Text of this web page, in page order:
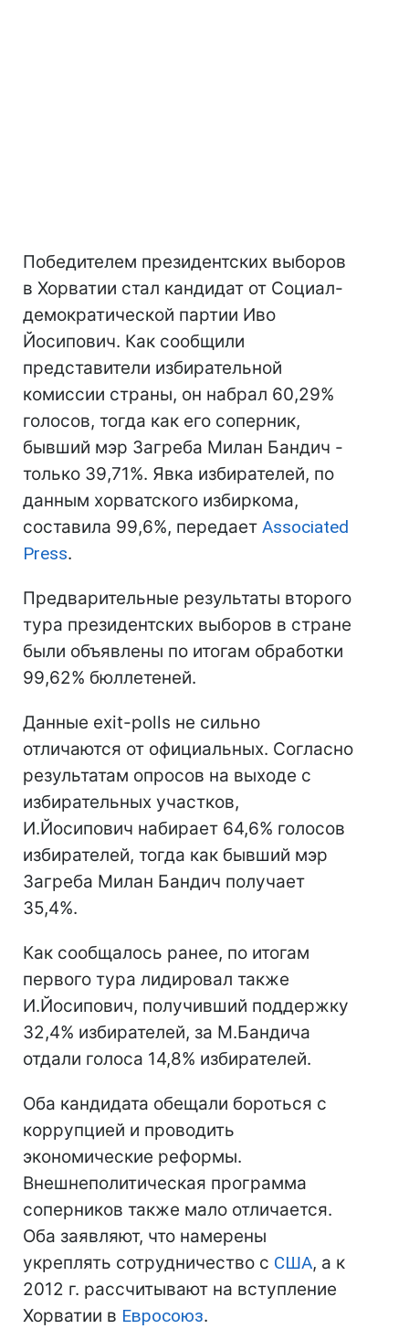
Победителем президентских выборов
в Хорватии стал кандидат от Социал-
демократической партии Иво
Йосипович. Как сообщили
представители избирательной
комиссии страны, он набрал 60,29%
голосов, тогда как его соперник,
бывший мэр Загреба Милан Бандич -
только 39,71%. Явка избирателей, по
данным хорватского избиркома,
составила 99,6%, передает Associated
Press.
Предварительные результаты второго
тура президентских выборов в стране
были объявлены по итогам обработки
99,62% бюллетеней.
Данные еxit-polls не сильно
отличаются от официальных. Согласно
результатам опросов на выходе с
избирательных участков,
И.Йосипович набирает 64,6% голосов
избирателей, тогда как бывший мэр
Загреба Милан Бандич получает
35,4%.
Как сообщалось ранее, по итогам
первого тура лидировал также
И.Йосипович, получивший поддержку
32,4% избирателей, за М.Бандича
отдали голоса 14,8% избирателей.
Оба кандидата обещали бороться с
коррупцией и проводить
экономические реформы.
Внешнеполитическая программа
соперников также мало отличается.
Оба заявляют, что намерены
укреплять сотрудничество с США, а к
2012 г. рассчитывают на вступление
Хорватии в Евросоюз.